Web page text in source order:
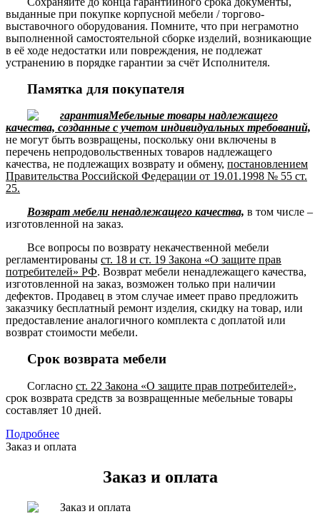
выданные при покупке корпусной мебели / торгово-
выставочного оборудования. Помните, что при неграмотно
выполненной самостоятельной сборке изделий, возникающие
в её ходе недостатки или повреждения, не подлежат
устранению в порядке гарантии за счёт Исполнителя.
Памятка для покупателя
Мебельные товары надлежащего
качества, созданные с учетом индивидуальных требований,
не могут быть возвращены, поскольку они включены в
перечень непродовольственных товаров надлежащего
качества, не подлежащих возврату и обмену, постановлением
Правительства Российской Федерации от 19.01.1998 № 55 ст.
25.
Возврат мебели ненадлежащего качества, в том числе –
изготовленной на заказ.
Все вопросы по возврату некачественной мебели
регламентированы ст. 18 и ст. 19 Закона «О защите прав
потребителей» РФ. Возврат мебели ненадлежащего качества,
изготовленной на заказ, возможен только при наличии
дефектов. Продавец в этом случае имеет право предложить
заказчику бесплатный ремонт изделия, скидку на товар, или
предоставление аналогичного комплекта с доплатой или
возврат стоимости мебели.
Срок возврата мебели
Согласно ст. 22 Закона «О защите прав потребителей»,
срок возврата средств за возвращенные мебельные товары
составляет 10 дней.
Подробнее
Заказ и оплата
Заказ и оплата